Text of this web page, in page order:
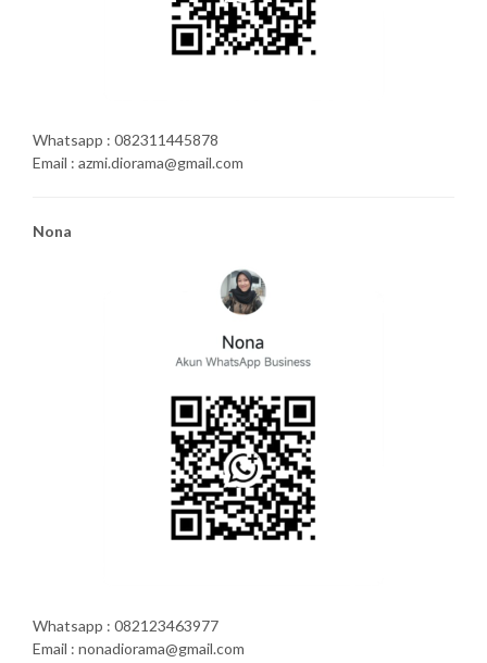
Whatsapp : 082311445878
Email : azmi.diorama@gmail.com
Nona
Whatsapp : 082123463977
Email : nonadiorama@gmail.com